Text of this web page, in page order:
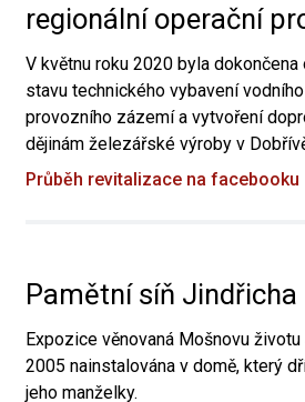
regionální operační
V květnu roku 2020 byla dokončena
stavu technického vybavení
provozního zázemí a vytvoření
dějinám železářské výroby v
Průběh revitalizace na facebooku
Pamětní síň Jindřicha
Expozice věnovaná Mošnovu
2005 nainstalována v domě, který
jeho manželky.